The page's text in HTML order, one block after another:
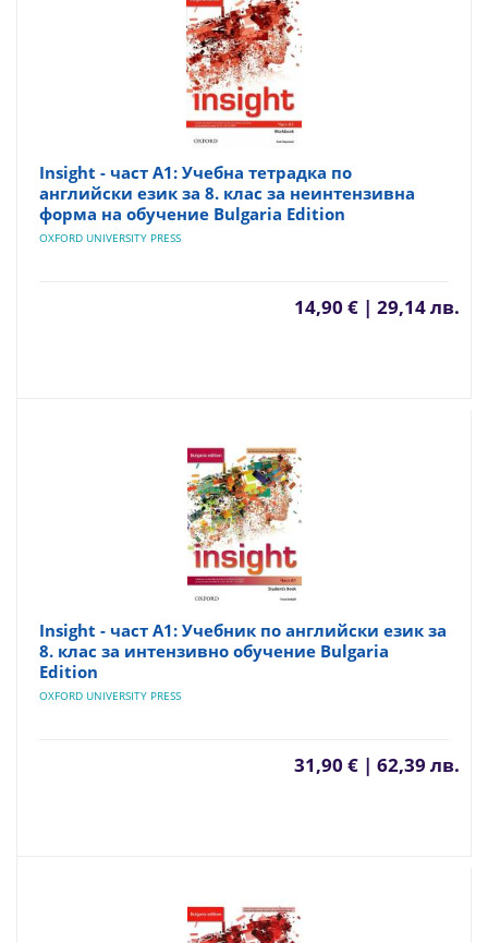
Insight - част A1: Учебна тетрадка по
английски език за 8. клас за неинтензивна
форма на обучение Bulgaria Edition
OXFORD UNIVERSITY PRESS
14,90 € | 29,14 лв.
Insight - част A1: Учебник по английски език за
8. клас за интензивно обучение Bulgaria
Edition
OXFORD UNIVERSITY PRESS
31,90 € | 62,39 лв.